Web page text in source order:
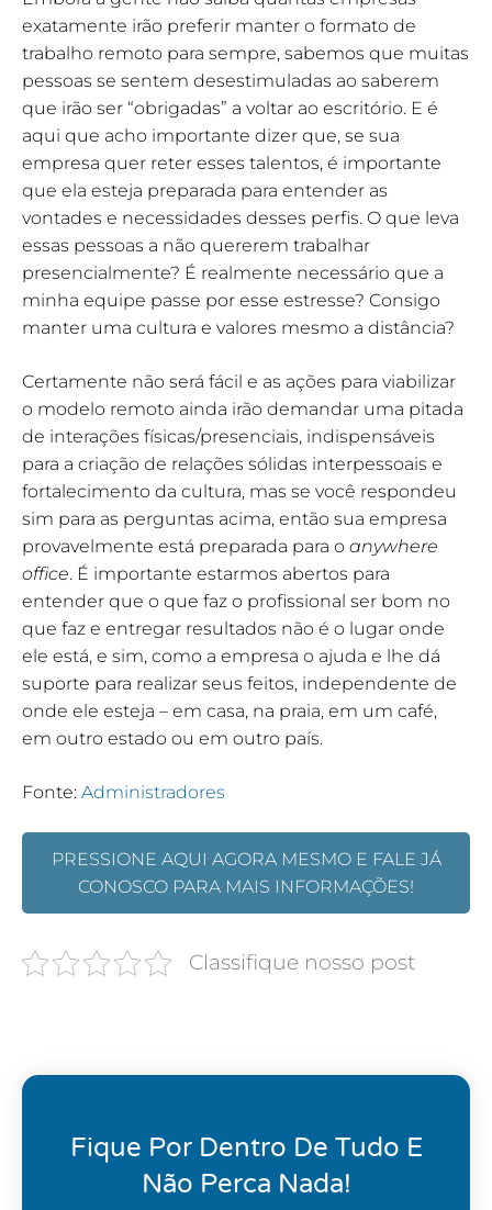
exatamente irão preferir manter o formato de
trabalho remoto para sempre, sabemos que muitas
pessoas se sentem desestimuladas ao saberem
que irão ser “obrigadas” a voltar ao escritório. E é
aqui que acho importante dizer que, se sua
empresa quer reter esses talentos, é importante
que ela esteja preparada para entender as
vontades e necessidades desses perfis. O que leva
essas pessoas a não quererem trabalhar
presencialmente? É realmente necessário que a
minha equipe passe por esse estresse? Consigo
manter uma cultura e valores mesmo a distância?
Certamente não será fácil e as ações para viabilizar
o modelo remoto ainda irão demandar uma pitada
de interações físicas/presenciais, indispensáveis
para a criação de relações sólidas interpessoais e
fortalecimento da cultura, mas se você respondeu
sim para as perguntas acima, então sua empresa
provavelmente está preparada para o anywhere
office. É importante estarmos abertos para
entender que o que faz o profissional ser bom no
que faz e entregar resultados não é o lugar onde
ele está, e sim, como a empresa o ajuda e lhe dá
suporte para realizar seus feitos, independente de
onde ele esteja – em casa, na praia, em um café,
em outro estado ou em outro país.
Fonte: Administradores
PRESSIONE AQUI AGORA MESMO E FALE JÁ
CONOSCO PARA MAIS INFORMAÇÕES!
Classifique nosso post
Fique Por Dentro De Tudo E
Não Perca Nada!